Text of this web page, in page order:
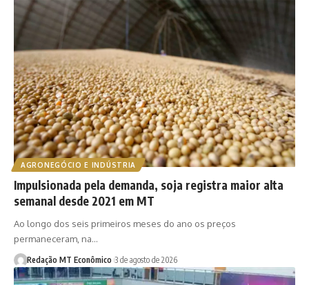
AGRONEGÓCIO E INDÚSTRIA
Impulsionada pela demanda, soja registra maior alta
semanal desde 2021 em MT
Ao longo dos seis primeiros meses do ano os preços
permaneceram, na…
Redação MT Econômico 3 de agosto de 2026